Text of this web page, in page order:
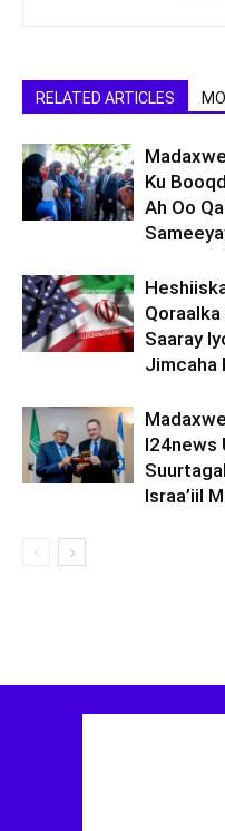
RELATED ARTICLES
Ku
Ah Oo
Saaray
Jimcaha
I24news
Israa’iil